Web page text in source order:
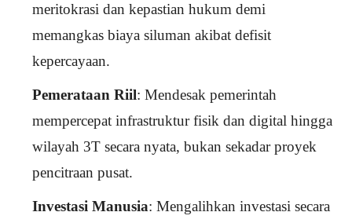
meritokrasi dan kepastian hukum demi
memangkas biaya siluman akibat defisit
kepercayaan.
Pemerataan Riil: Mendesak pemerintah
mempercepat infrastruktur fisik dan digital hingga
wilayah 3T secara nyata, bukan sekadar proyek
pencitraan pusat.
Investasi Manusia: Mengalihkan investasi secara